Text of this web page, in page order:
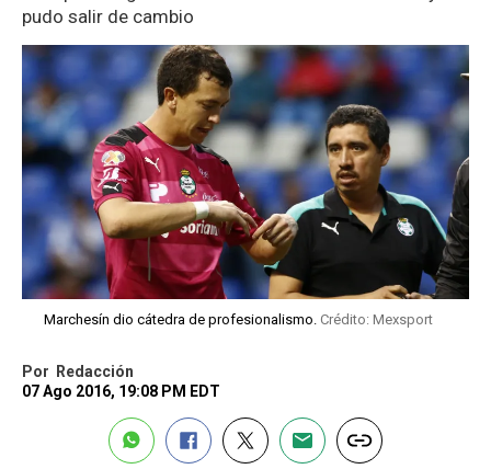
pudo salir de cambio
Marchesín dio cátedra de profesionalismo. Crédito: Mexsport
Por Redacción
07 Ago 2016, 19:08 PM EDT